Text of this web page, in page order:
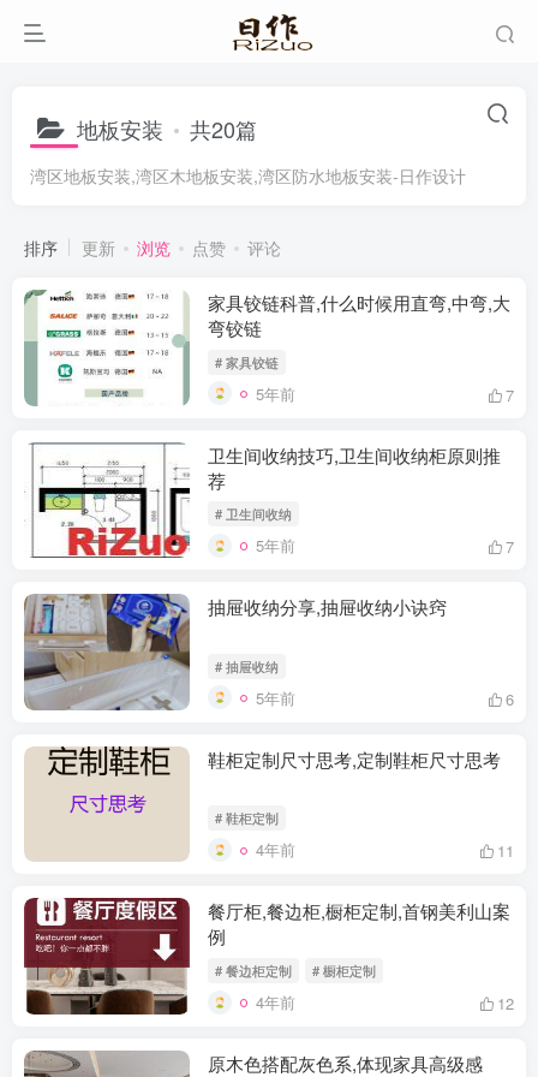
地板安装 共20篇
湾区地板安装,湾区木地板安装,湾区防水地板安装-日作设计
排序 更新 浏览 点赞 评论
家具铰链科普,什么时候用直弯,中弯,大
弯铰链
# 家具铰链
5年前 7
卫生间收纳技巧,卫生间收纳柜原则推
荐
# 卫生间收纳
5年前 7
抽屉收纳分享,抽屉收纳小诀窍
# 抽屉收纳
5年前 6
鞋柜定制尺寸思考,定制鞋柜尺寸思考
# 鞋柜定制
4年前 11
餐厅柜,餐边柜,橱柜定制,首钢美利山案
例
# 餐边柜定制 # 橱柜定制
4年前 12
原木色搭配灰色系,体现家具高级感